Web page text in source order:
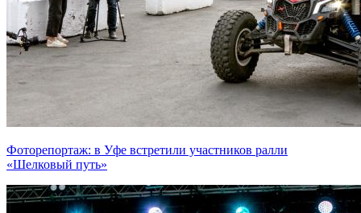
Фоторепортаж: в Уфе встретили участников ралли
«Шелковый путь»